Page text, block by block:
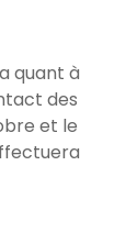
quant à
des
et le